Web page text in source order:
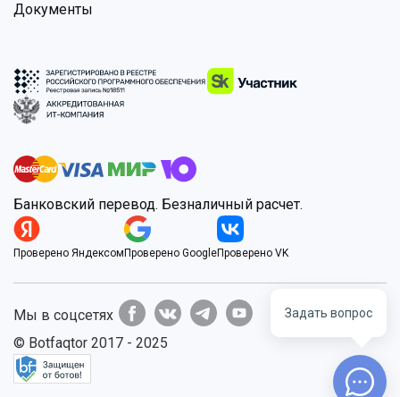
Задать вопрос
Документы
Банковский перевод. Безналичный расчет.
Проверено ЯндексомПроверено GoogleПроверено VK
© Botfaqtor 2017 - 2025
Мы в соцсетях